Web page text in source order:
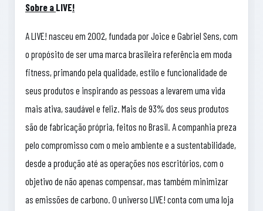
Sobre a LIVE!
A LIVE! nasceu em 2002, fundada por Joice e Gabriel Sens, com
o propósito de ser uma marca brasileira referência em moda
fitness, primando pela qualidade, estilo e funcionalidade de
seus produtos e inspirando as pessoas a levarem uma vida
mais ativa, saudável e feliz. Mais de 93% dos seus produtos
são de fabricação própria, feitos no Brasil. A companhia preza
pelo compromisso com o meio ambiente e a sustentabilidade,
desde a produção até as operações nos escritórios, com o
objetivo de não apenas compensar, mas também minimizar
as emissões de carbono. O universo LIVE! conta com uma loja